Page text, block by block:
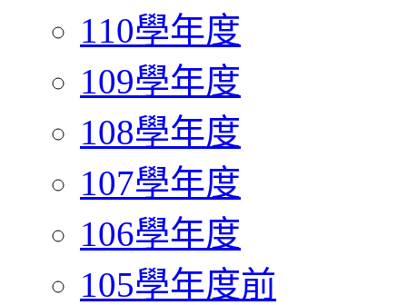
110學年度
109學年度
108學年度
107學年度
106學年度
105學年度前